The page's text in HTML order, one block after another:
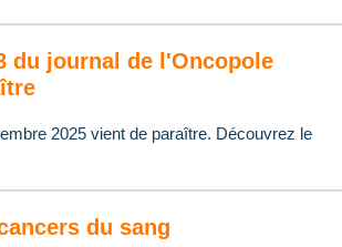
du journal de l'Oncopole
2025 vient de paraître. Découvrez le
du sang